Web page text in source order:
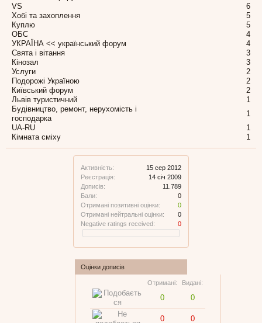
Активність:
15 сер 2012
Реєстрація:
14 січ 2009
Дописів:
11.789
Бали:
0
Отримані позитивні оцінки:
0
Отримані нейтральні оцінки:
0
Negative ratings received:
0
Оцінки дописів
Отримані: Видані:
0 0
0 0
VS
6
Хобі та захоплення
5
Куплю
5
ОБС
4
УКРАЇНА << український форум
4
Свята і вітання
3
Кінозал
3
Услуги
2
Подорожі Україною
2
Київський форум
2
Львів туристичний
1
Будівництво, ремонт, нерухомість і
господарка
1
UA-RU
1
Кімната сміху
1